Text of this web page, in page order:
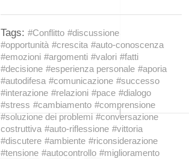
Tags: #Conflitto #discussione
#opportunità #crescita #auto-conoscenza
#emozioni #argomenti #valori #fatti
#decisione #esperienza personale #aporia
#autodifesa #comunicazione #successo
#interazione #relazioni #pace #dialogo
#stress #cambiamento #comprensione
#soluzione dei problemi #conversazione
costruttiva #auto-riflessione #vittoria
#discutere #ambiente #riconsiderazione
#tensione #autocontrollo #miglioramento